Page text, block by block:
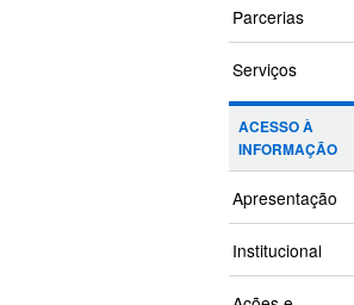
Parcerias
Serviços
ACESSO À
INFORMAÇÃO
Apresentação
Institucional